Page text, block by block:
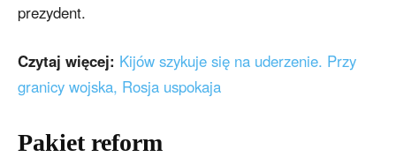
prezydent.
Czytaj więcej: Kijów szykuje się na uderzenie. Przy
granicy wojska, Rosja uspokaja
Pakiet reform